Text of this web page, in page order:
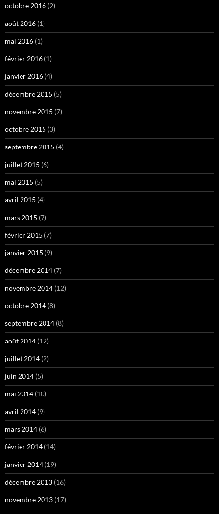
octobre 2016 (2)
août 2016 (1)
mai 2016 (1)
février 2016 (1)
janvier 2016 (4)
décembre 2015 (5)
novembre 2015 (7)
octobre 2015 (3)
septembre 2015 (4)
juillet 2015 (6)
mai 2015 (5)
avril 2015 (4)
mars 2015 (7)
février 2015 (7)
janvier 2015 (9)
décembre 2014 (7)
novembre 2014 (12)
octobre 2014 (8)
septembre 2014 (8)
août 2014 (12)
juillet 2014 (2)
juin 2014 (5)
mai 2014 (10)
avril 2014 (9)
mars 2014 (6)
février 2014 (14)
janvier 2014 (19)
décembre 2013 (16)
novembre 2013 (17)